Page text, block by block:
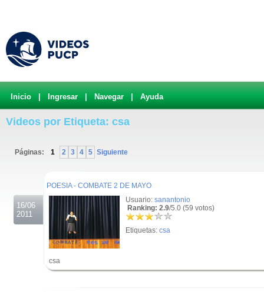
Inicio Ingresar Navegar Ayuda
Videos por Etiqueta: csa
Páginas: 1 2 3 4 5 Siguiente
16/06
2011
POESIA - COMBATE 2 DE MAYO
Usuario: sanantonio
Ranking: 2.9/5.0 (59 votos)
Etiquetas: csa
csa